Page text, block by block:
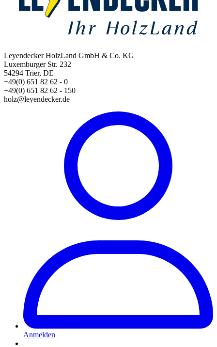
Leyendecker HolzLand GmbH & Co. KG
Luxemburger Str. 232
54294 Trier, DE
+49(0) 651 82 62 - 0
+49(0) 651 82 62 - 150
holz@leyendecker.de
Anmelden